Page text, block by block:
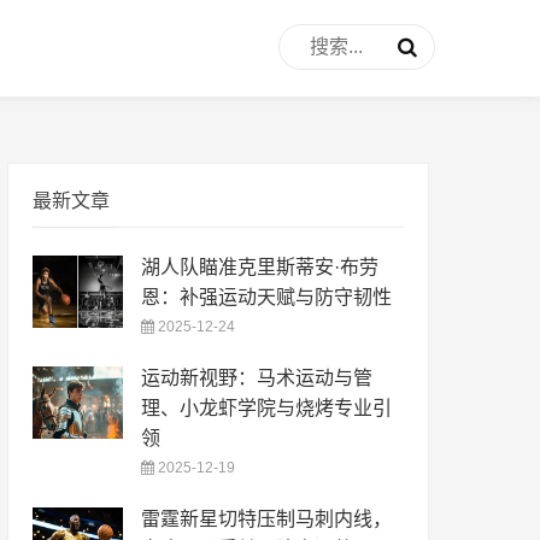
最新文章
湖人队瞄准克里斯蒂安·布劳
恩：补强运动天赋与防守韧性
2025-12-24
运动新视野：马术运动与管
理、小龙虾学院与烧烤专业引
领
2025-12-19
雷霆新星切特压制马刺内线，